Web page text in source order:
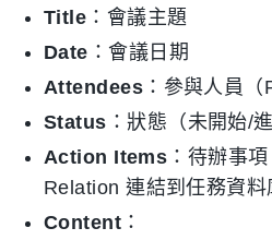
Title ：會議主題
Date ：會議日期
Attendees ：參與人員（
Status ：狀態（未開始/
Action Items ：待辦事
Relation 連結到任務資料
Content ：